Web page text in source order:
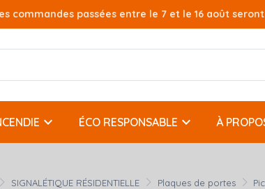
Les commandes passées entre le 7 et le 16 août
keyboard_arrow_down ÉCO RESPONSABLE keyboard_arrow_down À
SIGNALÉTIQUE RÉSIDENTIELLE Plaques de portes